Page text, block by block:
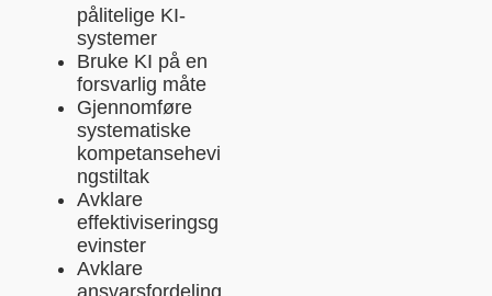
pålitelige KI-
systemer
Bruke KI på en
forsvarlig måte
Gjennomføre
systematiske
kompetansehevi
ngstiltak
Avklare
effektiviseringsg
evinster
Avklare
ansvarsfordeling